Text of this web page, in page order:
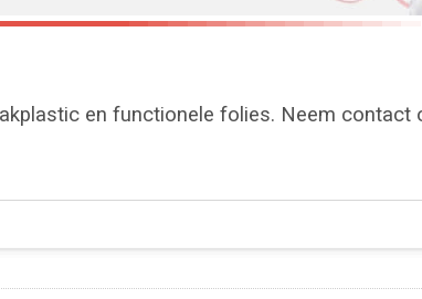
en functionele folies. Neem contact